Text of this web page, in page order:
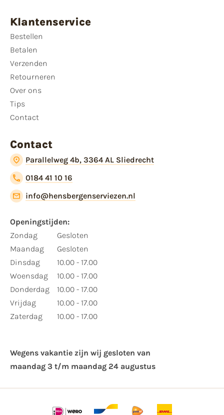
Klantenservice
Bestellen
Betalen
Verzenden
Retourneren
Over ons
Tips
Contact
Contact
Parallelweg 4b, 3364 AL Sliedrecht
0184 41 10 16
info@hensbergenserviezen.nl
Openingstijden:
Zondag
Maandag
Dinsdag
Woensdag
Donderdag
Vrijdag
Zaterdag
Gesloten
Gesloten
10.00 - 17.00
10.00 - 17.00
10.00 - 17.00
10.00 - 17.00
10.00 - 17.00
Wegens vakantie zijn wij gesloten van ​
maandag 3 t/m maandag 24 augustus